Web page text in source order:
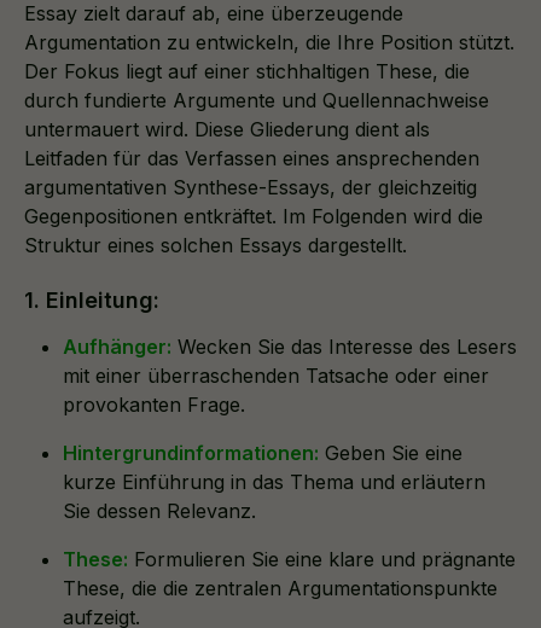
Essay zielt darauf ab, eine überzeugende
Argumentation zu entwickeln, die Ihre Position stützt.
Der Fokus liegt auf einer stichhaltigen These, die
durch fundierte Argumente und Quellennachweise
untermauert wird. Diese Gliederung dient als
Leitfaden für das Verfassen eines ansprechenden
argumentativen Synthese-Essays, der gleichzeitig
Gegenpositionen entkräftet. Im Folgenden wird die
Struktur eines solchen Essays dargestellt.
1. Einleitung:
Aufhänger: Wecken Sie das Interesse des Lesers
mit einer überraschenden Tatsache oder einer
provokanten Frage.
Hintergrundinformationen: Geben Sie eine
kurze Einführung in das Thema und erläutern
Sie dessen Relevanz.
These: Formulieren Sie eine klare und prägnante
These, die die zentralen Argumentationspunkte
aufzeigt.